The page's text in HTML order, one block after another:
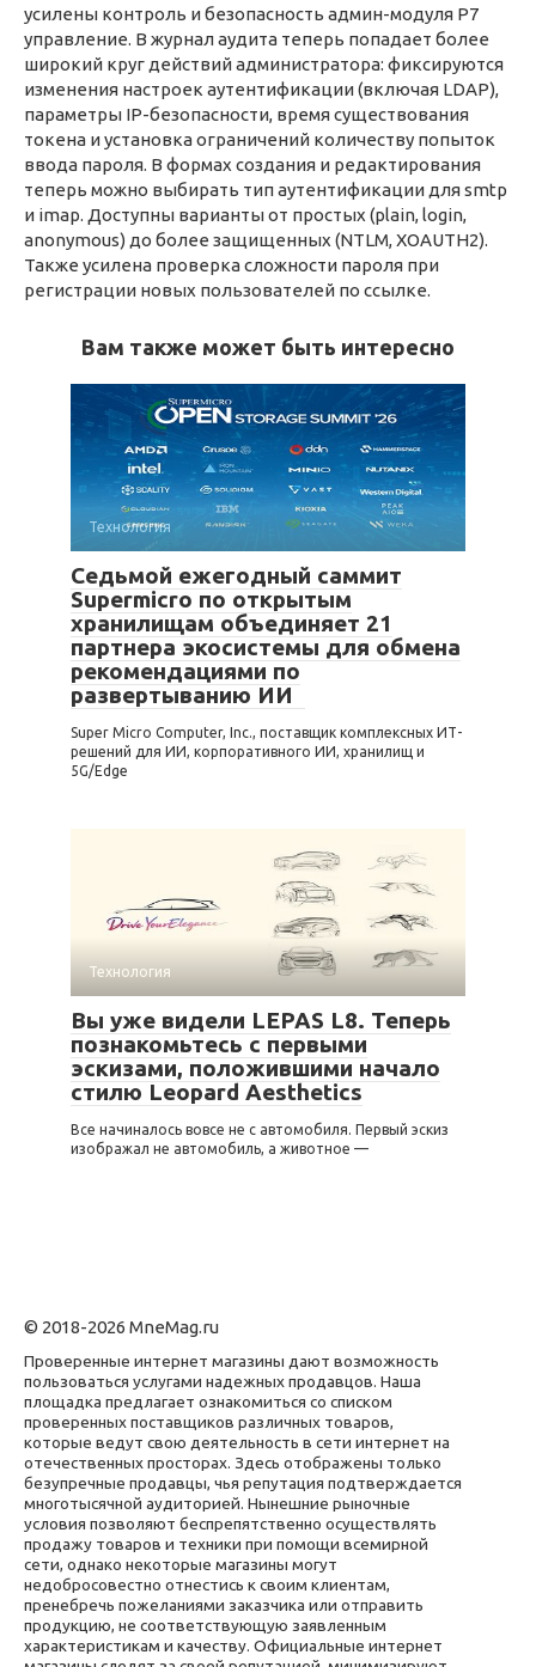
усилены контроль и безопасность админ-модуля Р7
управление. В журнал аудита теперь попадает более
широкий круг действий администратора: фиксируются
изменения настроек аутентификации (включая LDAP),
параметры IP-безопасности, время существования
токена и установка ограничений количеству попыток
ввода пароля. В формах создания и редактирования
теперь можно выбирать тип аутентификации для smtp
и imap. Доступны варианты от простых (plain, login,
anonymous) до более защищенных (NTLM, XOAUTH2).
Также усилена проверка сложности пароля при
регистрации новых пользователей по ссылке.
Вам также может быть интересно
Технология
Седьмой ежегодный саммит
Supermicro по открытым
хранилищам объединяет 21
партнера экосистемы для обмена
рекомендациями по
развертыванию ИИ
Super Micro Computer, Inc., поставщик комплексных ИТ-
решений для ИИ, корпоративного ИИ, хранилищ и
5G/Edge
Технология
Вы уже видели LEPAS L8. Теперь
познакомьтесь с первыми
эскизами, положившими начало
стилю Leopard Aesthetics
Все начиналось вовсе не с автомобиля. Первый эскиз
изображал не автомобиль, а животное —
© 2018-2026 MneMag.ru
Проверенные интернет магазины дают возможность
пользоваться услугами надежных продавцов. Наша
площадка предлагает ознакомиться со списком
проверенных поставщиков различных товаров,
которые ведут свою деятельность в сети интернет на
отечественных просторах. Здесь отображены только
безупречные продавцы, чья репутация подтверждается
многотысячной аудиторией. Нынешние рыночные
условия позволяют беспрепятственно осуществлять
продажу товаров и техники при помощи всемирной
сети, однако некоторые магазины могут
недобросовестно отнестись к своим клиентам,
пренебречь пожеланиями заказчика или отправить
продукцию, не соответствующую заявленным
характеристикам и качеству. Официальные интернет